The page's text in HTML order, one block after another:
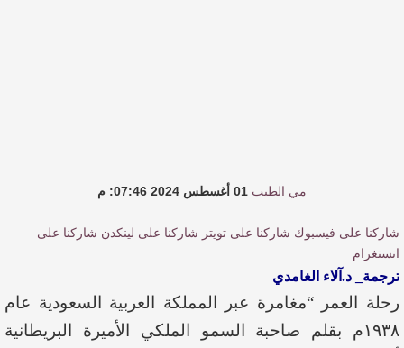
مي الطيب 01 أغسطس 2024 07:46: م
شاركنا على فيسبوك شاركنا على تويتر شاركنا على لينكدن شاركنا على
انستغرام
ترجمة_ د.آلاء الغامدي
رحلة العمر “مغامرة عبر المملكة العربية السعودية عام
١٩٣٨م بقلم صاحبة السمو الملكي الأميرة البريطانية